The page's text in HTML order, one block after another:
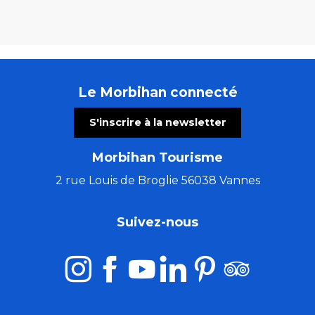
Le Morbihan connecté
S'inscrire à la newsletter
Morbihan Tourisme
2 rue Louis de Broglie 56038 Vannes
Suivez-nous